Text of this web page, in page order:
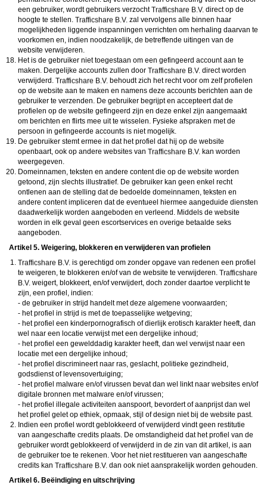
een gebruiker, wordt gebruikers verzocht
direct op de
hoogte te stellen.
zal vervolgens alle binnen haar
mogelijkheden liggende inspanningen verrichten om herhaling daarvan te
voorkomen en, indien noodzakelijk, de betreffende uitingen van de
website verwijderen.
Het is de gebruiker niet toegestaan om een gefingeerd account aan te
maken. Dergelijke accounts zullen door
direct worden
verwijderd.
behoudt zich het recht voor om zelf profielen
op de website aan te maken en namens deze accounts berichten aan de
gebruiker te verzenden. De gebruiker begrijpt en accepteert dat de
profielen op de website gefingeerd zijn en deze enkel zijn aangemaakt
om berichten en flirts mee uit te wisselen. Fysieke afspraken met de
persoon in gefingeerde accounts is niet mogelijk.
De gebruiker stemt ermee in dat het profiel dat hij op de website
openbaart, ook op andere websites van
kan worden
weergegeven.
Domeinnamen, teksten en andere content die op de website worden
getoond, zijn slechts illustratief. De gebruiker kan geen enkel recht
ontlenen aan de stelling dat de bedoelde domeinnamen, teksten en
andere content impliceren dat de eventueel hiermee aangeduide diensten
daadwerkelijk worden aangeboden en verleend. Middels de website
worden in elk geval geen escortservices en overige betaalde seks
aangeboden.
Artikel 5. Weigering, blokkeren en verwijderen van profielen
is gerechtigd om zonder opgave van redenen een profiel
te weigeren, te blokkeren en/of van de website te verwijderen.
weigert, blokkeert, en/of verwijdert, doch zonder daartoe verplicht te
zijn, een profiel, indien:
- de gebruiker in strijd handelt met deze algemene voorwaarden;
- het profiel in strijd is met de toepasselijke wetgeving;
- het profiel een kinderpornografisch of dierlijk erotisch karakter heeft, dan
wel naar een locatie verwijst met een dergelijke inhoud;
- het profiel een gewelddadig karakter heeft, dan wel verwijst naar een
locatie met een dergelijke inhoud;
- het profiel discrimineert naar ras, geslacht, politieke gezindheid,
godsdienst of levensovertuiging;
- het profiel malware en/of virussen bevat dan wel linkt naar websites en/of
digitale bronnen met malware en/of virussen;
- het profiel illegale activiteiten aanspoort, bevordert of aanprijst dan wel
het profiel gelet op ethiek, opmaak, stijl of design niet bij de website past.
Indien een profiel wordt geblokkeerd of verwijderd vindt geen restitutie
van aangeschafte credits plaats. De omstandigheid dat het profiel van de
gebruiker wordt geblokkeerd of verwijderd in de zin van dit artikel, is aan
de gebruiker toe te rekenen. Voor het niet restitueren van aangeschafte
credits kan
dan ook niet aansprakelijk worden gehouden.
Artikel 6. Beëindiging en uitschrijving